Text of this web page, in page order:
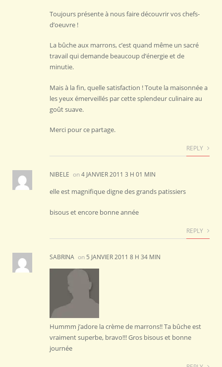
Toujours présente à nous faire découvrir vos chefs-
d’oeuvre !
La bûche aux marrons, c’est quand même un sacré
travail qui demande beaucoup d’énergie et de
minutie.
Mais à la fin, quelle satisfaction ! Toute la maisonnée a
les yeux émerveillés par cette splendeur culinaire au
goût suave.
Merci pour ce partage.
REPLY
NIBELE on4 JANVIER 2011 3 H 01 MIN
elle est magnifique digne des grands patissiers
bisous et encore bonne année
REPLY
SABRINA on 5 JANVIER 2011 8 H 34 MIN
Hummm j’adore la crème de marrons!! Ta bûche est
vraiment superbe, bravo!!! Gros bisous et bonne
journée